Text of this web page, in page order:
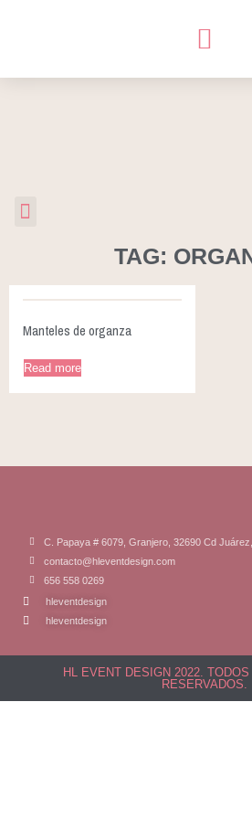
TAG:
Manteles de organza
Read more
C. Papaya # 6079, Granjero, 32690 Cd Juárez,
contacto@hleventdesign.com
656 558 0269
hleventdesign
hleventdesign
HL EVENT DESIGN 2022.
RESERVADOS.